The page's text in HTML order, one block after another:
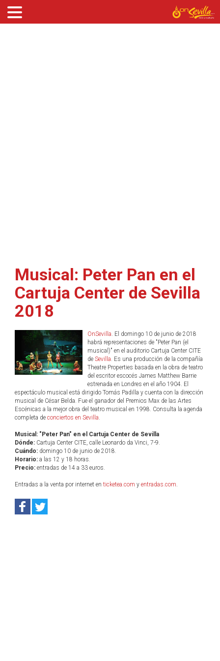
Musical: Peter Pan en el
Cartuja Center de Sevilla
2018
OnSevilla. El domingo 10 de junio de 2018
habrá representaciones de "Peter Pan (el
musical)" en el auditorio Cartuja Center CITE
de Sevilla. Es una producción de la compañía
Theatre Properties basada en la obra de teatro
del escritor escocés James Matthew Barrie
estrenada en Londres en el año 1904. El
espectáculo musical está dirigido Tomás Padilla y cuenta con la dirección
musical de César Belda. Fue el ganador del Premios Max de las Artes
Escénicas a la mejor obra del teatro musical en 1998. Consulta la agenda
completa de conciertos en Sevilla.
Musical: "Peter Pan" en el Cartuja Center de Sevilla
Dónde: Cartuja Center CITE, calle Leonardo da Vinci, 7-9.
Cuándo: domingo 10 de junio de 2018.
Horario: a las 12 y 18 horas.
Precio: entradas de 14 a 33 euros.
Entradas a la venta por internet en ticketea.com y entradas.com.